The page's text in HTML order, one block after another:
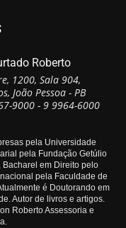
Roberto
1200, Sala 904,
João Pessoa - PB
9000 - 9 9964-6000
pela Universidade
pela Fundação Getúlio
Bacharel em Direito pelo
pela Faculdade de
é Doutorando em
Autor de livros e artigos.
Roberto Assessoria e